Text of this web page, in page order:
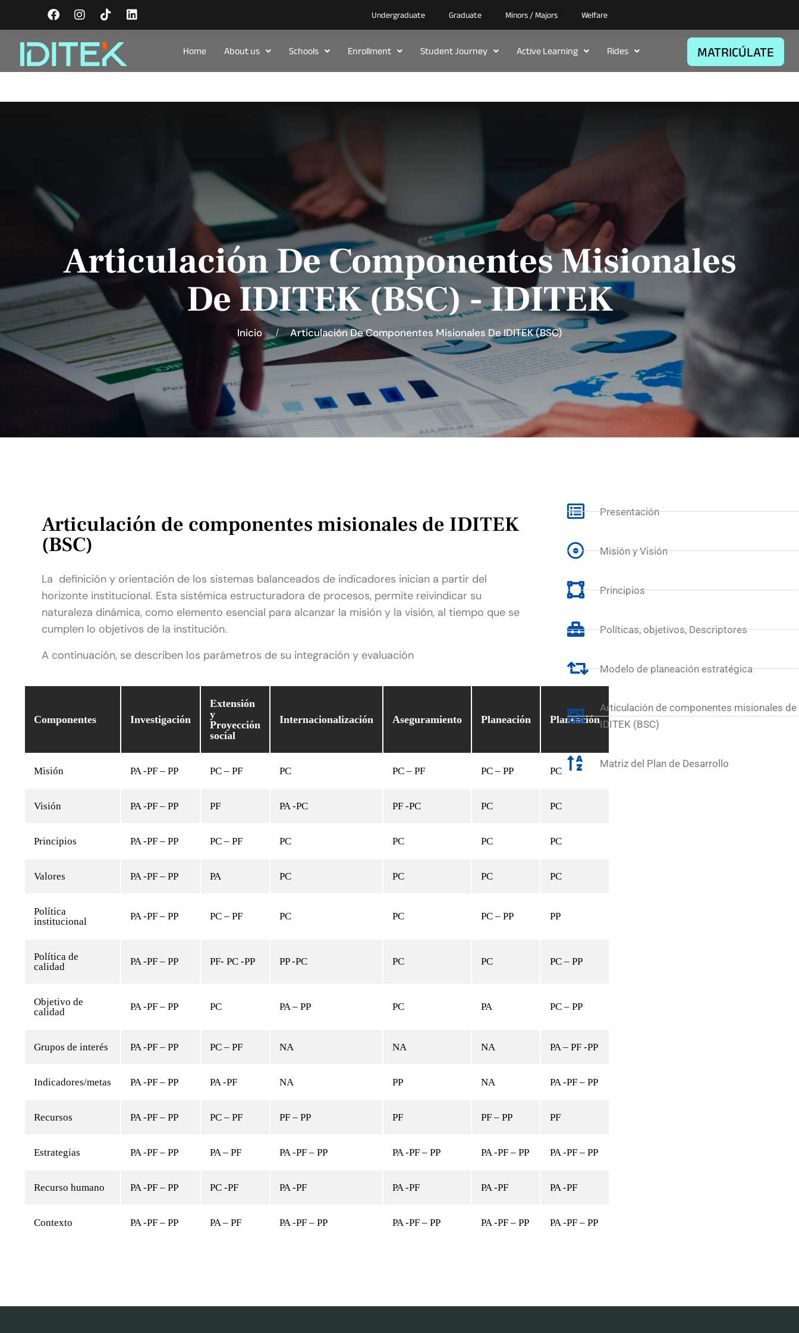
Undergraduate Graduate Minors / Majors Welfare
Home About us Schools Enrollment Student Journey Active Learning Rides MATRICÚLATE
Articulación De Componentes Misionales
De IDITEK (BSC) - IDITEK
Inicio Articulación De Componentes Misionales De IDITEK (BSC)
Articulación de componentes misionales de IDITEK
(BSC)
La definición y orientación de los sistemas balanceados de indicadores inician a partir del
horizonte institucional. Esta sistémica estructuradora de procesos, permite reivindicar su
naturaleza dinámica, como elemento esencial para alcanzar la misión y la visión, al tiempo que se
cumplen lo objetivos de la institución.
A continuación, se describen los parámetros de su integración y evaluación
Componentes Investigación
Extensión
y
Proyección
social
Internacionalización Aseguramiento Planeación Planeación
Misión PA -PF – PP PC – PF PC PC – PF PC – PP PC
Visión PA -PF – PP PF PA -PC PF -PC PC PC
Principios PA -PF – PP PC – PF PC PC PC PC
Valores PA -PF – PP PA PC PC PC PC
Política
institucional
PA -PF – PP PC – PF PC PC PC – PP PP
Política de
calidad
PA -PF – PP PF- PC -PP PP -PC PC PC PC – PP
Objetivo de
calidad
PA -PF – PP PC PA – PP PC PA PC – PP
Grupos de interés PA -PF – PP PC – PF NA NA NA PA – PF -PP
Indicadores/metas PA -PF – PP PA -PF NA PP NA PA -PF – PP
Recursos PA -PF – PP PC – PF PF – PP PF PF – PP PF
Estrategias PA -PF – PP PA – PF PA -PF – PP PA -PF – PP PA -PF – PP PA -PF – PP
Recurso humano PA -PF – PP PC -PF PA -PF PA -PF PA -PF PA -PF
Contexto PA -PF – PP PA – PF PA -PF – PP PA -PF – PP PA -PF – PP PA -PF – PP
Presentación
Misión y Visión
Principios
Políticas, objetivos, Descriptores
Modelo de planeación estratégica
Articulación de componentes misionales de
IDITEK (BSC)
Matriz del Plan de Desarrollo